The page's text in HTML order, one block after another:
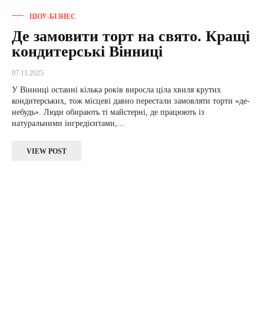
ШОУ-БІЗНЕС
Де замовити торт на свято. Кращі
кондитерські Вінниці
07.11.2025
У Вінниці останні кілька років виросла ціла хвиля крутих
кондитерських, тож місцеві давно перестали замовляти торти «де-
небудь». Люди обирають ті майстерні, де працюють із
натуральними інгредієнтами,...
VIEW POST